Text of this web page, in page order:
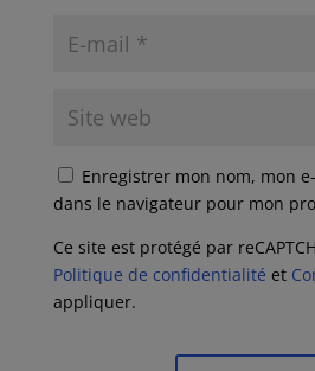
Enregistrer mon nom, mon
dans le navigateur pour mon
Ce site est protégé par
Politique de confidentialité et
appliquer.